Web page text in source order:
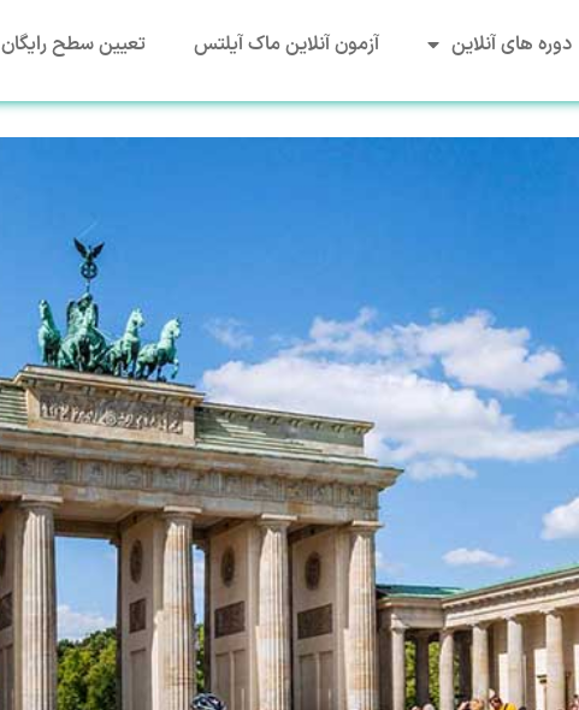
دوره های آنلاین آزمون آنلاین ماک آیلتس تعیین سطح رایگان